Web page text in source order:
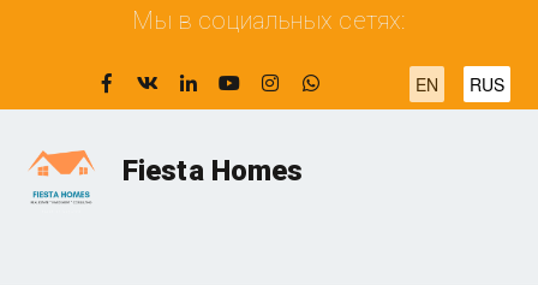
Мы в социальных сетях:
EN RUS
Fiesta Homes